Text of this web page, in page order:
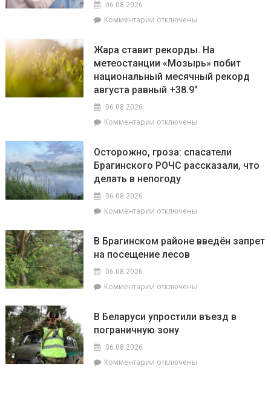
лучшую
читайте
7
августа
в
отключения
06.08.2026
Комментарии к
Зенкевич
проверила
готовность
торговых
началу
отключены
Жара ставит рекорды. На
метеостанции «Мозырь» побит
национальный месячный рекорд
августа равный +38.9°
06.08.2026
Комментарии к
ставит
рекорды.
На
побит
месячный
рекорд
августа
отключены
Осторожно, гроза: спасатели
Брагинского РОЧС рассказали, что
делать в непогоду
06.08.2026
Комментарии к
гроза:
спасатели
рассказали,
делать
непогоду
отключены
В Брагинском районе введён запрет
на посещение лесов
06.08.2026
Комментарии к
Брагинском
районе
на
отключены
В Беларуси упростили въезд в
пограничную зону
06.08.2026
Комментарии котключены